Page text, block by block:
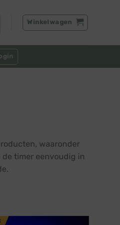
Winkelwagen
waaronder
timer eenvoudig in